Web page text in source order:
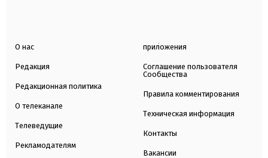
О нас
Редакция
Редакционная политика
О телеканале
Телеведущие
Рекламодателям
приложения
Соглашение пользователя
Сообщества
Правила комментирования
Техническая информация
Контакты
Вакансии